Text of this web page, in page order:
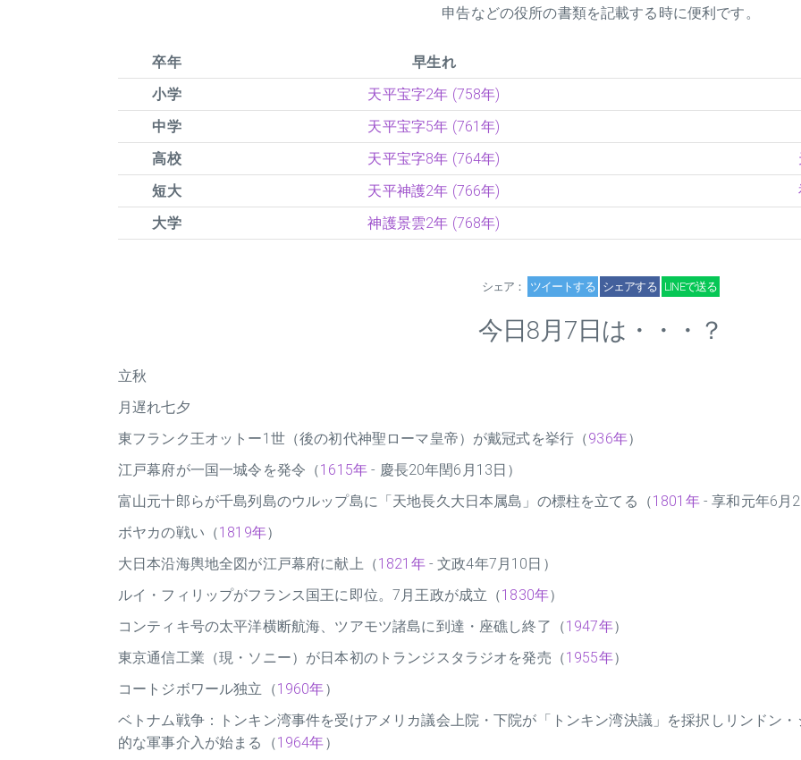
申告などの役所の書類を記載する時に便利です。
卒年
早生れ
小学
天平宝字2年 (758年)
中学
天平宝字5年 (761年)
高校
天平宝字8年 (764年)
短大
天平神護2年 (766年)
大学
神護景雲2年 (768年)
シェア： ツイートする シェアする LINEで送る
今日8月7日は・・・？
立秋
月遅れ七夕
東フランク王オットー1世（後の初代神聖ローマ皇帝）が戴冠式を挙行（936年）
江戸幕府が一国一城令を発令（1615年 - 慶長20年閏6月13日）
富山元十郎らが千島列島のウルップ島に「天地長久大日本属島」の標柱を立てる（1801年- 享和元年6月
ボヤカの戦い（1819年）
大日本沿海輿地全図が江戸幕府に献上（1821年- 文政4年7月10日）
ルイ・フィリップがフランス国王に即位。7月王政が成立（1830年）
コンティキ号の太平洋横断航海、ツアモツ諸島に到達・座礁し終了（1947年）
東京通信工業（現・ソニー）が日本初のトランジスタラジオを発売（1955年）
コートジボワール独立（1960年）
ベトナム戦争：トンキン湾事件を受けアメリカ議会上院・下院が「トンキン湾決議」を採択しリンドン
的な軍事介入が始まる（1964年）